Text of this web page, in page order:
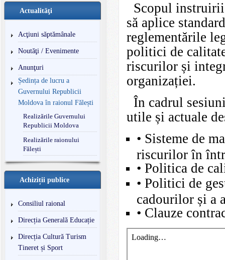
Actualităţi
Acţiuni săptămânale
Noutăţi / Evenimente
Anunţuri
Ședința de lucru a
Guvernului Republicii
Moldova în raionul Fălești
Realizările Guvernului
Republicii Moldova
Realizările raionului
Fălești
Achiziții publice
Consiliul raional
Direcția Generală Educație
Direcția Cultură Turism
Tineret și Sport
Scopul instruirii
să aplice
reglementările
politici de
riscurilor și
organizației.
În cadrul
utile și actuale
• Sisteme de
riscurilor în
• Politica de
• Politici de
cadourilor și a
• Clauze